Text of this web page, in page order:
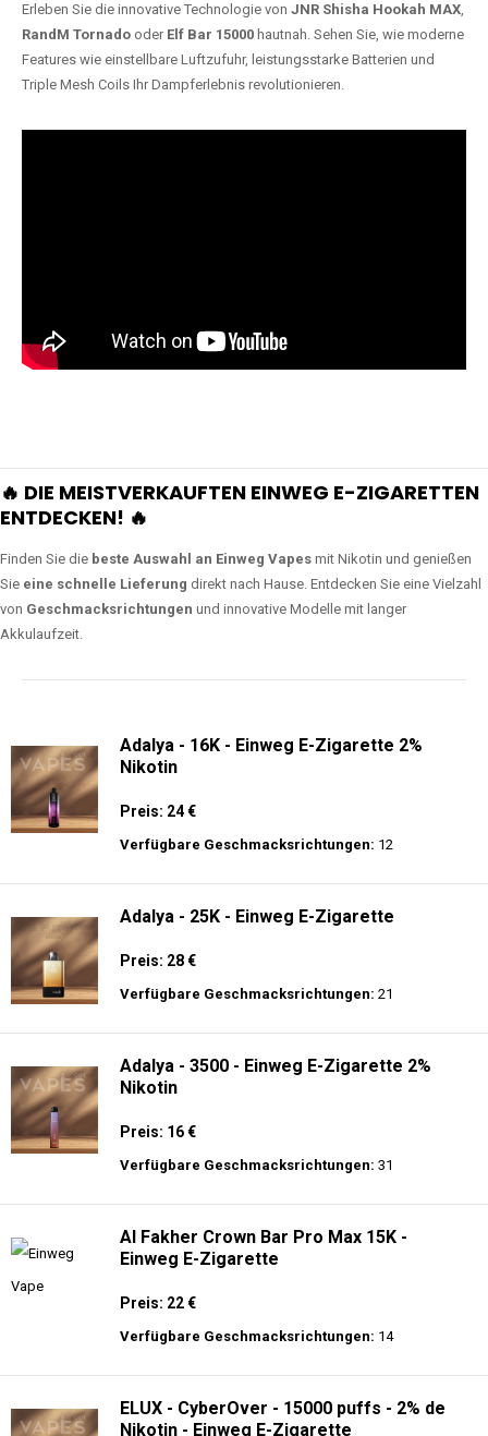
Erleben Sie die innovative Technologie von JNR Shisha Hookah MAX,
RandM Tornado oder Elf Bar 15000 hautnah. Sehen Sie, wie moderne
Features wie einstellbare Luftzufuhr, leistungsstarke Batterien und
Triple Mesh Coils Ihr Dampferlebnis revolutionieren.
🔥 DIE MEISTVERKAUFTEN EINWEG E-ZIGARETTEN
ENTDECKEN! 🔥
Finden Sie die beste Auswahl an Einweg Vapes mit Nikotin und genießen
Sie eine schnelle Lieferung direkt nach Hause. Entdecken Sie eine Vielzahl
von Geschmacksrichtungen und innovative Modelle mit langer
Akkulaufzeit.
Adalya - 16K - Einweg E-Zigarette 2%
Nikotin
Preis: 24 €
Verfügbare Geschmacksrichtungen: 12
Adalya - 25K - Einweg E-Zigarette
Preis: 28 €
Verfügbare Geschmacksrichtungen: 21
Adalya - 3500 - Einweg E-Zigarette 2%
Nikotin
Preis: 16 €
Verfügbare Geschmacksrichtungen: 31
Al Fakher Crown Bar Pro Max 15K -
Einweg E-Zigarette
Preis: 22 €
Verfügbare Geschmacksrichtungen: 14
ELUX - CyberOver - 15000 puffs - 2% de
Nikotin - Einweg E-Zigarette